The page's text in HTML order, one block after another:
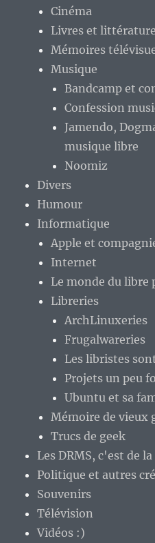
Cinéma
Livres et littérature
Mémoires
Musique
Bandcamp et
Confession
Jamendo,
musique libre
Noomiz
Divers
Humour
Informatique
Apple et
Internet
Le monde du libre
Libreries
ArchLinuxeries
Frugalwareries
Les libristes
Projets un peu
Ubuntu et sa
Mémoire de vieux
Trucs de geek
Les DRMS, c'est de
Politique et autres
Souvenirs
Télévision
Vidéos :)